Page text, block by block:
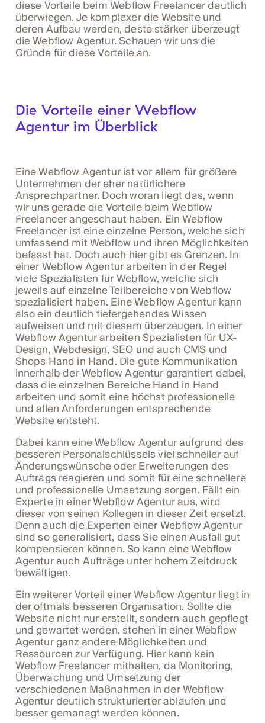
diese Vorteile beim Webflow Freelancer deutlich
überwiegen. Je komplexer die Website und
deren Aufbau werden, desto stärker überzeugt
die Webflow Agentur. Schauen wir uns die
Gründe für diese Vorteile an.
Die Vorteile einer Webflow
Agentur im Überblick
Eine Webflow Agentur ist vor allem für größere
Unternehmen der eher natürlichere
Ansprechpartner. Doch woran liegt das, wenn
wir uns gerade die Vorteile beim Webflow
Freelancer angeschaut haben. Ein Webflow
Freelancer ist eine einzelne Person, welche sich
umfassend mit Webflow und ihren Möglichkeiten
befasst hat. Doch auch hier gibt es Grenzen. In
einer Webflow Agentur arbeiten in der Regel
viele Spezialisten für Webflow, welche sich
jeweils auf einzelne Teilbereiche von Webflow
spezialisiert haben. Eine Webflow Agentur kann
also ein deutlich tiefergehendes Wissen
aufweisen und mit diesem überzeugen. In einer
Webflow Agentur arbeiten Spezialisten für UX-
Design, Webdesign, SEO und auch CMS und
Shops Hand in Hand. Die gute Kommunikation
innerhalb der Webflow Agentur garantiert dabei,
dass die einzelnen Bereiche Hand in Hand
arbeiten und somit eine höchst professionelle
und allen Anforderungen entsprechende
Website entsteht.
Dabei kann eine Webflow Agentur aufgrund des
besseren Personalschlüssels viel schneller auf
Änderungswünsche oder Erweiterungen des
Auftrags reagieren und somit für eine schnellere
und professionelle Umsetzung sorgen. Fällt ein
Experte in einer Webflow Agentur aus, wird
dieser von seinen Kollegen in dieser Zeit ersetzt.
Denn auch die Experten einer Webflow Agentur
sind so generalisiert, dass Sie einen Ausfall gut
kompensieren können. So kann eine Webflow
Agentur auch Aufträge unter hohem Zeitdruck
bewältigen.
Ein weiterer Vorteil einer Webflow Agentur liegt in
der oftmals besseren Organisation. Sollte die
Website nicht nur erstellt, sondern auch gepflegt
und gewartet werden, stehen in einer Webflow
Agentur ganz andere Möglichkeiten und
Ressourcen zur Verfügung. Hier kann kein
Webflow Freelancer mithalten, da Monitoring,
Überwachung und Umsetzung der
verschiedenen Maßnahmen in der Webflow
Agentur deutlich strukturierter ablaufen und
besser gemanagt werden können.